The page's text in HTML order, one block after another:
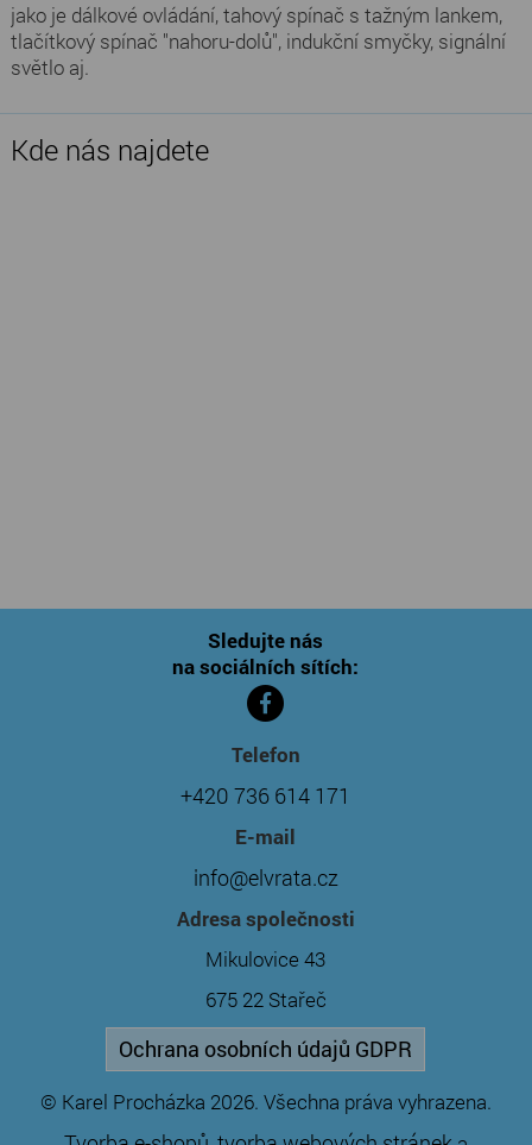
jako je dálkové ovládání, tahový spínač s tažným lankem,
tlačítkový spínač "nahoru-dolů", indukční smyčky, signální
světlo aj.
Kde nás najdete
Sledujte nás
na sociálních sítích:
Telefon
+420 736 614 171
E-mail
info@elvrata.cz
Adresa společnosti
Mikulovice 43
675 22 Stařeč
Ochrana osobních údajů GDPR
© Karel Procházka 2026. Všechna práva vyhrazena.